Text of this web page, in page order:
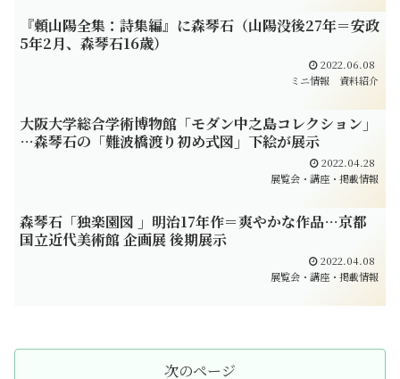
『頼山陽全集：詩集編』に森琴石（山陽没後27年＝安政
5年2月、森琴石16歳）
2022.06.08
ミニ情報
資料紹介
大阪大学総合学術博物館「モダン中之島コレクション」
…森琴石の「難波橋渡り初め式図」下絵が展示
2022.04.28
展覧会・講座・掲載情報
森琴石「独楽園図 」明治17年作＝爽やかな作品…京都
国立近代美術館 企画展 後期展示
2022.04.08
展覧会・講座・掲載情報
次のページ